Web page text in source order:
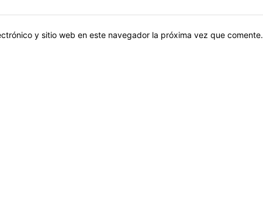
y sitio web en este navegador la próxima vez que comente.